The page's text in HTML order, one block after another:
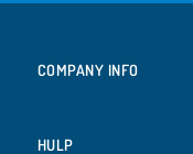
COMPANY INFO
HULP